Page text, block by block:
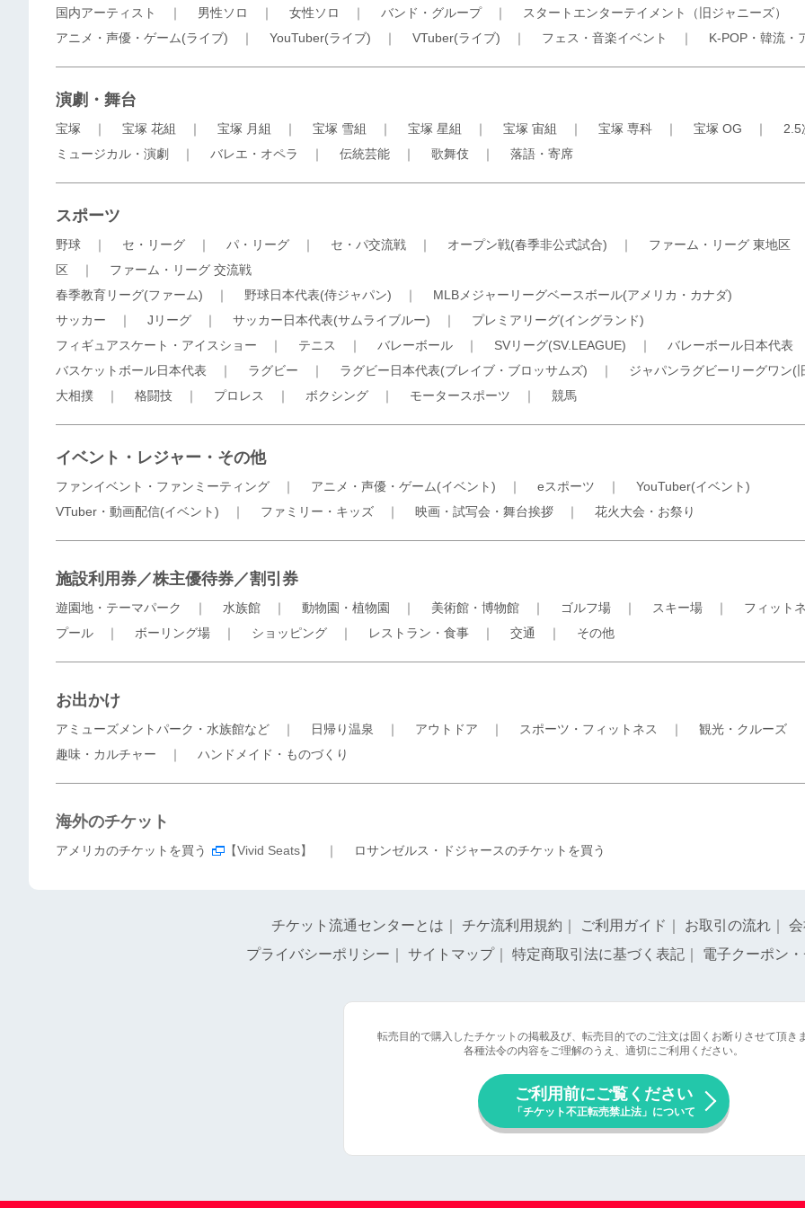
国内アーティスト ｜ 男性ソロ ｜ 女性ソロ ｜ バンド・グループ｜ スタートエンターテイメント（旧ジャニーズ）
アニメ・声優・ゲーム(ライブ) ｜ YouTuber(ライブ) ｜ VTuber(ライブ) ｜ フェス・音楽イベント ｜ K-POP・韓流・
演劇・舞台
宝塚 ｜ 宝塚 花組 ｜ 宝塚 月組 ｜ 宝塚 雪組 ｜ 宝塚 星組 ｜ 宝塚 宙組 ｜ 宝塚 専科 ｜ 宝塚 OG ｜ 2.5
ミュージカル・演劇
｜ バレエ・オペラ ｜ 伝統芸能 ｜ 歌舞伎 ｜ 落語・寄席
スポーツ
野球 ｜ セ・リーグ ｜ パ・リーグ ｜ セ・パ交流戦 ｜ オープン戦(春季非公式試合) ｜ ファーム・リーグ 東地区
区 ｜ ファーム・リーグ 交流戦
春季教育リーグ(ファーム) ｜ 野球日本代表(侍ジャパン) ｜ MLBメジャーリーグベースボール(アメリカ・カナダ)
サッカー ｜ Jリーグ ｜ サッカー日本代表(サムライブルー) ｜ プレミアリーグ(イングランド)
フィギュアスケート・アイスショー ｜ テニス ｜ バレーボール ｜ SVリーグ(SV.LEAGUE) ｜ バレーボール日本代表
バスケットボール日本代表 ｜ ラグビー ｜ ラグビー日本代表(ブレイブ・ブロッサムズ) ｜ ジャパンラグビーリーグワン(
大相撲 ｜ 格闘技 ｜ プロレス ｜ ボクシング ｜ モータースポーツ ｜ 競馬
イベント・レジャー・その他
ファンイベント・ファンミーティング ｜ アニメ・声優・ゲーム(イベント) ｜ eスポーツ ｜ YouTuber(イベント)
VTuber・動画配信(イベント) ｜ ファミリー・キッズ ｜ 映画・試写会・舞台挨拶 ｜ 花火大会・お祭り
施設利用券／株主優待券／割引券
遊園地・テーマパーク ｜ 水族館 ｜ 動物園・植物園 ｜ 美術館・博物館 ｜ ゴルフ場 ｜ スキー場 ｜ フィット
プール ｜ ボーリング場 ｜ ショッピング ｜ レストラン・食事 ｜ 交通 ｜ その他
お出かけ
アミューズメントパーク・水族館など ｜ 日帰り温泉 ｜ アウトドア ｜ スポーツ・フィットネス ｜ 観光・クルーズ
趣味・カルチャー ｜ ハンドメイド・ものづくり
海外のチケット
アメリカのチケットを買う 【Vivid Seats】 ｜ ロサンゼルス・ドジャースのチケットを買う
チケット流通センターとは チケ流利用規約 ご利用ガイド お取引の流れ
プライバシーポリシー
サイトマップ｜ 特定商取引法に基づく表記 電子クーポン
転売目的で購入したチケットの掲載及び、転売目的でのご注文は固くお断りさせて頂き
各種法令の内容をご理解のうえ、適切にご利用ください。
ご利用前にご覧ください
「チケット不正転売禁止法」について